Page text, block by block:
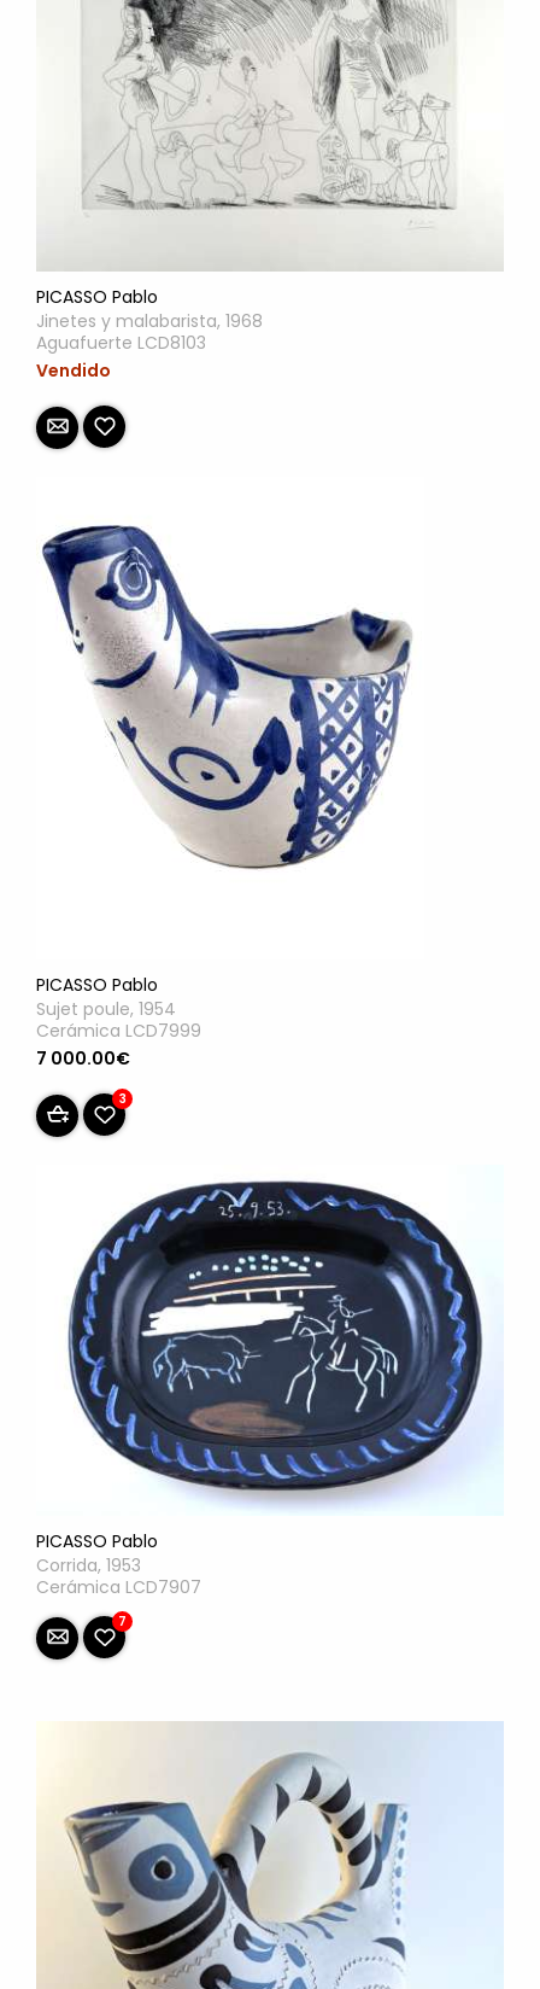
PICASSO Pablo
Jinetes y malabarista, 1968
Aguafuerte LCD8103
Vendido
PICASSO Pablo
Sujet poule, 1954
Cerámica LCD7999
7 000.00€
3
PICASSO Pablo
Corrida, 1953
Cerámica LCD7907
7